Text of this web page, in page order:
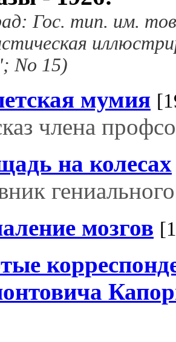
Гос. тип. им.
Nо 15)
мумия
члена
на колесах
мозгов